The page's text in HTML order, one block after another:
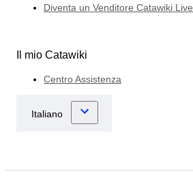
Diventa un Venditore Catawiki Live
Il mio Catawiki
Centro Assistenza